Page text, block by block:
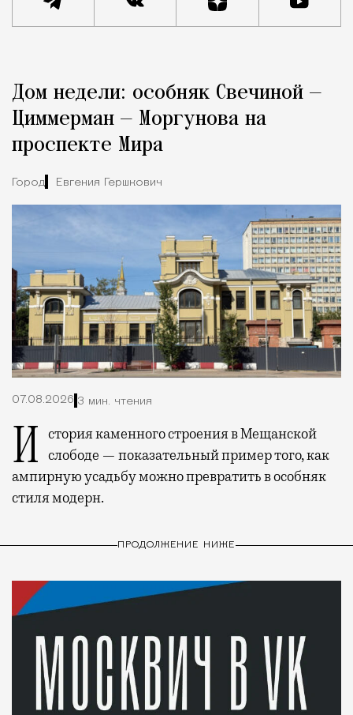
Город
Дом недели: особняк Свечиной —
Циммерман — Моргунова на
проспекте Мира
Город Евгения Гершкович
07.08.2026 3 мин. чтения
История каменного строения в Мещанской слободе — показательный пример того, как
ампирную усадьбу можно превратить в особняк
стиля модерн.
ПРОДОЛЖЕНИЕ НИЖЕ